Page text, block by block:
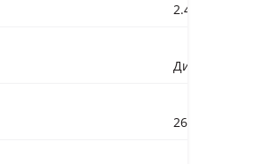
2.4 л
Дизель
26 378 тг